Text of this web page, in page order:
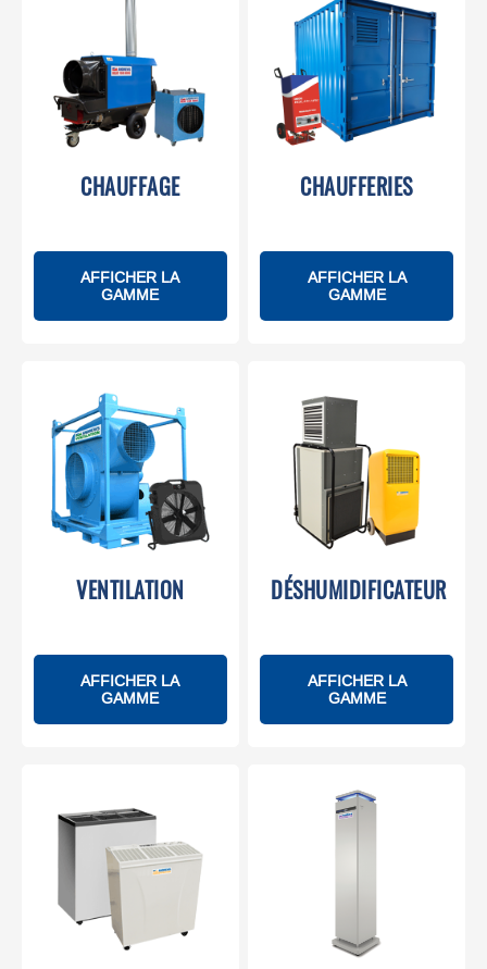
CHAUFFAGE
AFFICHER LA
GAMME
CHAUFFERIES
AFFICHER LA
GAMME
VENTILATION
AFFICHER LA
GAMME
DÉSHUMIDIFICATEUR
AFFICHER LA
GAMME